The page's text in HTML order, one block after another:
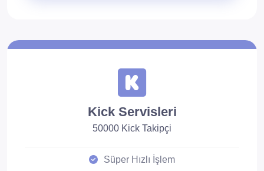
Kick Servisleri
50000 Kick Takipçi
Süper Hızlı İşlem